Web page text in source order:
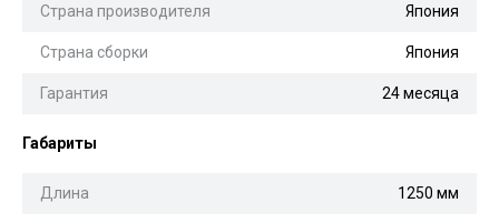
Страна производителя Япония
Страна сборки Япония
Гарантия 24 месяца
Габариты
Длина 1250 мм